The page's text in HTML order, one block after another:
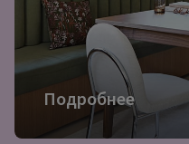
Подробнее